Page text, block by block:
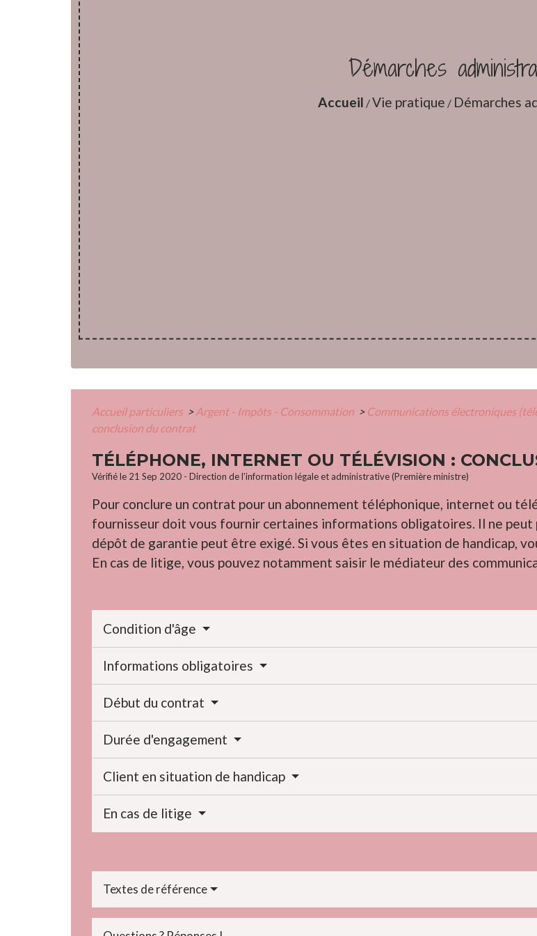
Démarches
Accueil /Vie pratique / Démarches
Accueil particuliers > Argent - Impôts - Consommation > Communications électroniques
conclusion du contrat
TÉLÉPHONE, INTERNET OU TÉLÉVISION :
Vérifié le 21 Sep 2020 - Direction de l'information légale et administrative (Première ministre)
Pour conclure un contrat pour un abonnement téléphonique, internet ou
fournisseur doit vous fournir certaines informations obligatoires. Il ne
dépôt de garantie peut être exigé. Si vous êtes en situation de handicap,
En cas de litige, vous pouvez notamment saisir le médiateur des
Condition d'âge
Informations obligatoires
Début du contrat
Durée d'engagement
Client en situation de handicap
En cas de litige
Textes de référence